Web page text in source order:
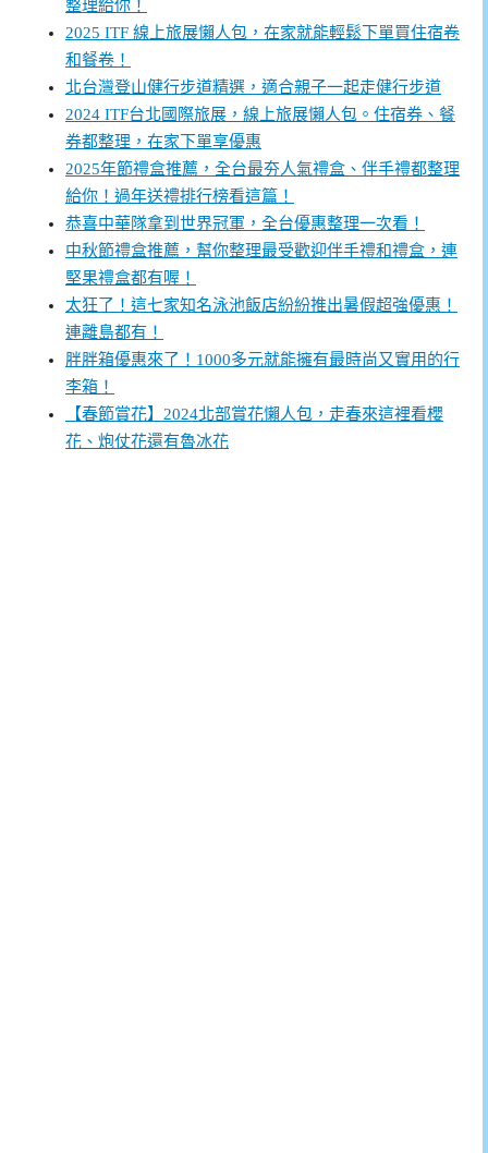
整理給你！
2025 ITF 線上旅展懶人包，在家就能輕鬆下單買住宿卷
和餐卷！
北台灣登山健行步道精選，適合親子一起走健行步道
2024 ITF台北國際旅展，線上旅展懶人包。住宿券、餐
券都整理，在家下單享優惠
2025年節禮盒推薦，全台最夯人氣禮盒、伴手禮都整理
給你！過年送禮排行榜看這篇！
恭喜中華隊拿到世界冠軍，全台優惠整理一次看！
中秋節禮盒推薦，幫你整理最受歡迎伴手禮和禮盒，連
堅果禮盒都有喔！
太狂了！這七家知名泳池飯店紛紛推出暑假超強優惠！
連離島都有！
胖胖箱優惠來了！1000多元就能擁有最時尚又實用的行
李箱！
【春節賞花】2024北部賞花懶人包，走春來這裡看櫻
花、炮仗花還有魯冰花